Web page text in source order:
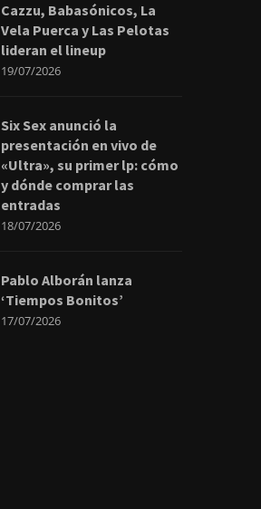
Cazzu, Babasónicos, La
Vela Puerca y Las Pelotas
lideran el lineup
19/07/2026
Six Sex anunció la
presentación en vivo de
«Ultra», su primer lp: cómo
y dónde comprar las
entradas
18/07/2026
Pablo Alborán lanza
‘Tiempos Bonitos’
17/07/2026